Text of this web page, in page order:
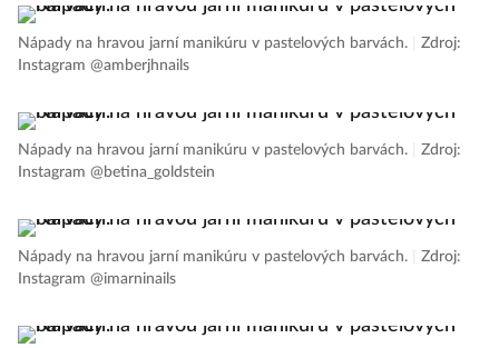
Nápady na hravou jarní manikúru v pastelových barvách.
Zdroj:
Instagram @amberjhnails
Nápady na hravou jarní manikúru v pastelových barvách.
Zdroj:
Instagram @betina_goldstein
Nápady na hravou jarní manikúru v pastelových barvách.
Zdroj:
Instagram @imarninails